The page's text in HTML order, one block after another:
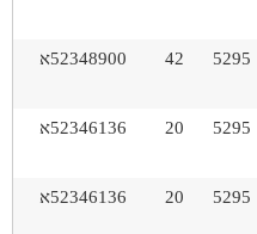
5295
42 52348900א
5295
20 52346136א
5295
20 52346136א